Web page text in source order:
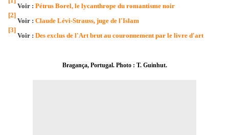
Voir : Pétrus Borel, le lycanthrope du romantisme noir
[2]
Voir : Claude Lévi-Strauss, juge de l'Islam
[3]
Voir : Des exclus de l'Art brut au couronnement par le livre d'art
Bragança, Portugal. Photo : T. Guinhut.